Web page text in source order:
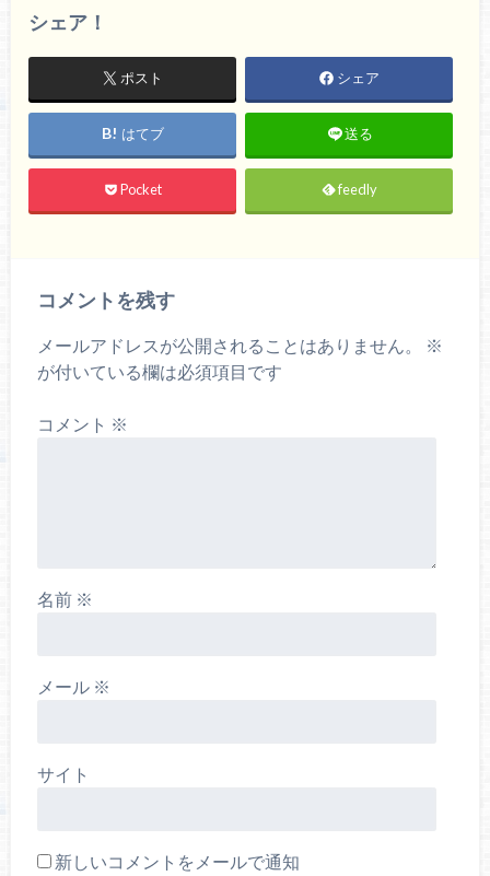
シェア！
ポスト シェア
はてブ 送る
Pocket feedly
コメントを残す
メールアドレスが公開されることはありません。
※
が付いている欄は必須項目です
コメント ※
名前 ※
メール ※
サイト
新しいコメントをメールで通知